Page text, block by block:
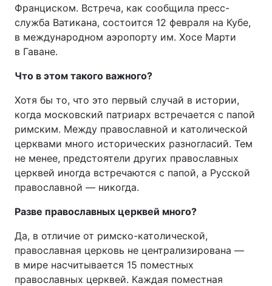
Головна Війна
Україна
Екологія
РЕГІОНИ
Одеса
Франциском. Встреча, как сообщила пресс-
служба Ватикана, состоится 12 февраля на Кубе,
в международном аэропорту им. Хосе Марти
в Гаване.
Что в этом такого важного?
Хотя бы то, что это первый случай в истории,
когда московский патриарх встречается с папой
римским. Между православной и католической
церквами много исторических разногласий. Тем
не менее, предстоятели других православных
церквей иногда встречаются с папой, а Русской
православной — никогда.
Разве православных церквей много?
Да, в отличие от римско-католической,
православная церковь не централизирована —
в мире насчитывается 15 поместных
православных церквей. Каждая поместная